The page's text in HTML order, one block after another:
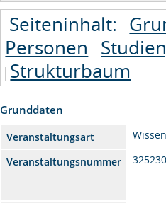
Seiteninhalt:
Personen
Strukturbaum
Grunddaten
Veranstaltungsart
Veranstaltungsnummer